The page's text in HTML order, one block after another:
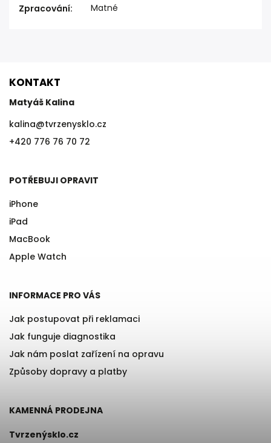
Zpracování: Matné
KONTAKT
Matyáš Kalina
kalina@tvrzenysklo.cz
+420 776 76 70 72
POTŘEBUJI OPRAVIT
iPhone
iPad
MacBook
Apple Watch
INFORMACE PRO VÁS
Jak postupovat při reklamaci
Jak funguje diagnostika
Jak nám poslat zařízení na opravu
Způsoby dopravy a platby
KAMENNÁ PRODEJNA
Tvrzenýsklo.cz